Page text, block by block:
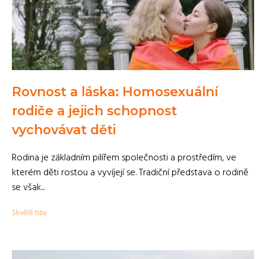
Rovnost a láska: Homosexuální
rodiče a jejich schopnost
vychovávat děti
Rodina je základním pilířem společnosti a prostředím, ve
kterém děti rostou a vyvíjejí se. Tradiční představa o rodině
se však...
Skvělé tipy